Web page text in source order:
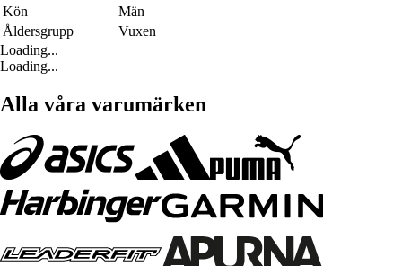
Kön
Män
Åldersgrupp
Vuxen
Loading...
Loading...
Alla våra varumärken